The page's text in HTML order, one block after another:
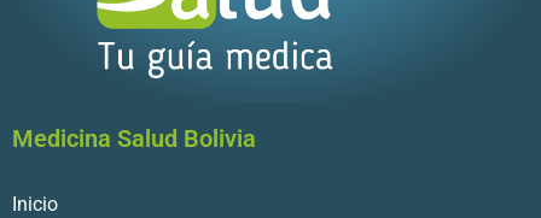
Medicina Salud Bolivia
Inicio